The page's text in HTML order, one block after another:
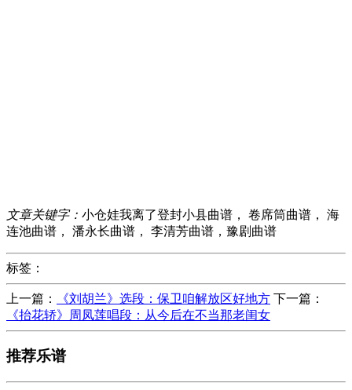
文章关键字： 小仓娃我离了登封小县曲谱， 卷席筒曲谱， 海
连池曲谱， 潘永长曲谱， 李清芳曲谱，豫剧曲谱
标签：
上一篇： 《刘胡兰》选段：保卫咱解放区好地方 下一篇：
《抬花轿》周凤莲唱段：从今后在不当那老闺女
推荐乐谱